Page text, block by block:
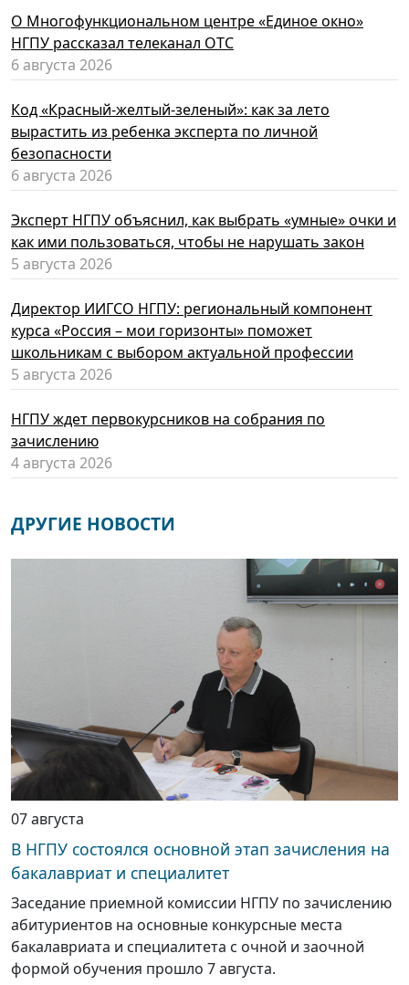
О Многофункциональном центре «Единое окно»
НГПУ рассказал телеканал ОТС
6 августа 2026
Код «Красный-желтый-зеленый»: как за лето
вырастить из ребенка эксперта по личной
безопасности
6 августа 2026
Эксперт НГПУ объяснил, как выбрать «умные» очки и
как ими пользоваться, чтобы не нарушать закон
5 августа 2026
Директор ИИГСО НГПУ: региональный компонент
курса «Россия – мои горизонты» поможет
школьникам с выбором актуальной профессии
5 августа 2026
НГПУ ждет первокурсников на собрания по
зачислению
4 августа 2026
ДРУГИЕ НОВОСТИ
07 августа
В НГПУ состоялся основной этап зачисления на
бакалавриат и специалитет
Заседание приемной комиссии НГПУ по зачислению
абитуриентов на основные конкурсные места
бакалавриата и специалитета с очной и заочной
формой обучения прошло 7 августа.